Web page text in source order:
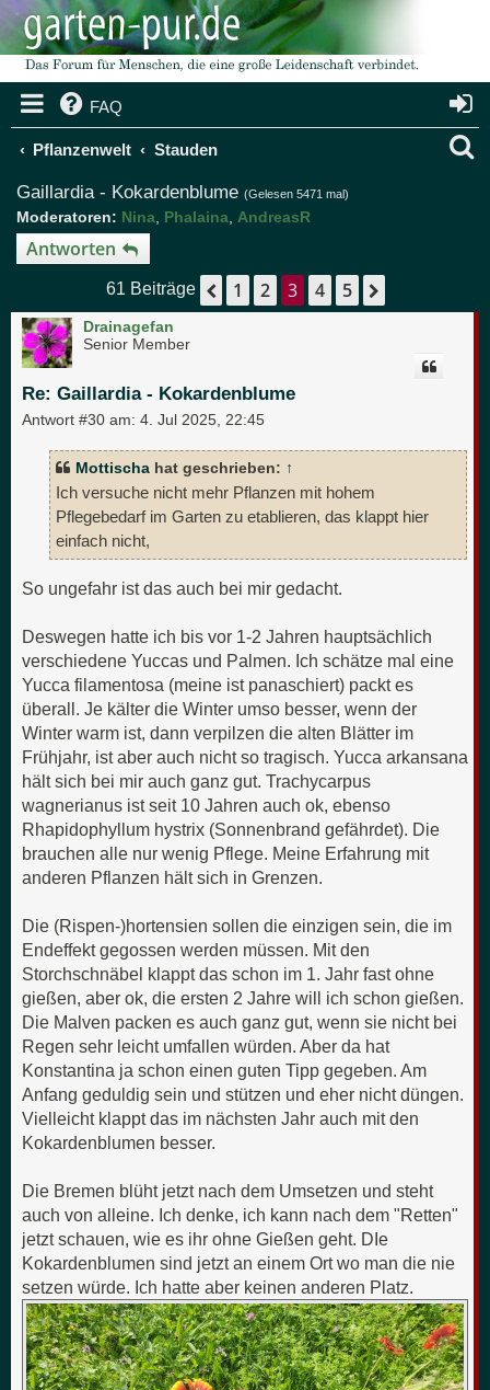
FAQ
Pflanzenwelt Stauden
Gaillardia - Kokardenblume (Gelesen 5471 mal)
Moderatoren: Nina Phalaina AndreasR
Antworten
61 Beiträge Vorherige
1 2 3 4 5
Drainagefan
Senior Member
Re: Gaillardia - Kokardenblume
Antwort #30 am: 4. Jul 2025, 22:45
Mottischa hat geschrieben: ↑
Ich versuche nicht mehr Pflanzen mit hohem
Pflegebedarf im Garten zu etablieren, das klappt hier
einfach nicht,
So ungefahr ist das auch bei mir gedacht.
Deswegen hatte ich bis vor 1-2 Jahren hauptsächlich
verschiedene Yuccas und Palmen. Ich schätze mal eine
Yucca filamentosa (meine ist panaschiert) packt es
überall. Je kälter die Winter umso besser, wenn der
Winter warm ist, dann verpilzen die alten Blätter im
Frühjahr, ist aber auch nicht so tragisch. Yucca arkansana
hält sich bei mir auch ganz gut. Trachycarpus
wagnerianus ist seit 10 Jahren auch ok, ebenso
Rhapidophyllum hystrix (Sonnenbrand gefährdet). Die
brauchen alle nur wenig Pflege. Meine Erfahrung mit
anderen Pflanzen hält sich in Grenzen.
Die (Rispen-)hortensien sollen die einzigen sein, die im
Endeffekt gegossen werden müssen. Mit den
Storchschnäbel klappt das schon im 1. Jahr fast ohne
gießen, aber ok, die ersten 2 Jahre will ich schon gießen.
Die Malven packen es auch ganz gut, wenn sie nicht bei
Regen sehr leicht umfallen würden. Aber da hat
Konstantina ja schon einen guten Tipp gegeben. Am
Anfang geduldig sein und stützen und eher nicht düngen.
Vielleicht klappt das im nächsten Jahr auch mit den
Kokardenblumen besser.
Die Bremen blüht jetzt nach dem Umsetzen und steht
auch von alleine. Ich denke, ich kann nach dem "Retten"
jetzt schauen, wie es ihr ohne Gießen geht. DIe
Kokardenblumen sind jetzt an einem Ort wo man die nie
setzen würde. Ich hatte aber keinen anderen Platz.